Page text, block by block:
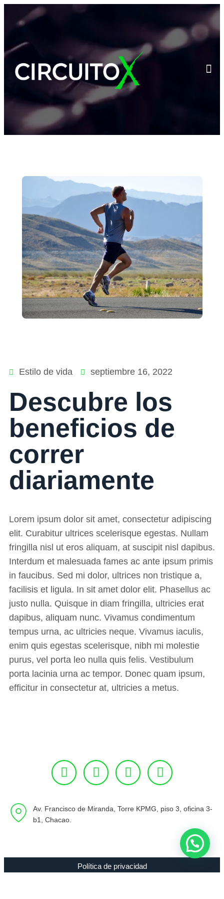
Estilo de vida septiembre 16, 2022
Descubre los
beneficios de
correr
diariamente
Lorem ipsum dolor sit amet, consectetur adipiscing
elit. Curabitur ultrices scelerisque egestas. Nullam
fringilla nisl ut eros aliquam, at suscipit nisl dapibus.
Interdum et malesuada fames ac ante ipsum primis
in faucibus. Sed mi dolor, ultrices non tristique a,
facilisis et ligula. In sit amet dolor elit. Phasellus ac
justo nulla. Quisque in diam fringilla, ultricies erat
dapibus, aliquam nunc. Vivamus condimentum
tempus urna, ac ultricies neque. Vivamus iaculis,
enim quis egestas scelerisque, nibh mi molestie
purus, vel porta leo nulla quis felis. Vestibulum
porta lacinia urna ac tempor. Donec quam ipsum,
efficitur in consectetur at, ultricies a metus.
Av. Francisco de Miranda, Torre KPMG, piso 3, oficina 3-
b1, Chacao.
Política de privacidad